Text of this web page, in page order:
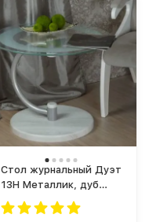
Стол журнальный Дуэт
13Н Металлик, дуб
дымчатый / стекло
прозрачное